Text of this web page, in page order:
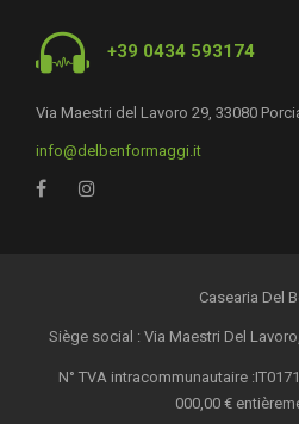
+39 0434 593174
Via Maestri del Lavoro 29, 33080
info@delbenformaggi.it
Casearia Del
Siège social : Via Maestri Del
N° TVA intracommunautaire
000,00 €